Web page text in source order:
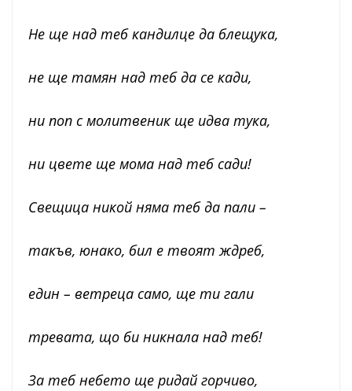
Не ще над теб кандилце да блещука,
не ще тамян над теб да се кади,
ни поп с молитвеник ще идва тука,
ни цвете ще мома над теб сади!
Свещица никой няма теб да пали –
такъв, юнако, бил е твоят ждреб,
един – ветреца само, ще ти гали
тревата, що би никнала над теб!
За теб небето ще ридай горчиво,